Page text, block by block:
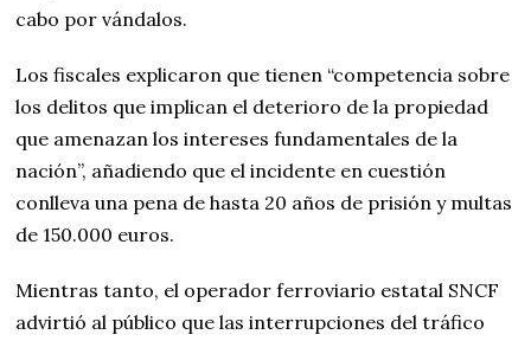
cabo por vándalos.
Los fiscales explicaron que tienen “competencia sobre
los delitos que implican el deterioro de la propiedad
que amenazan los intereses fundamentales de la
nación”, añadiendo que el incidente en cuestión
conlleva una pena de hasta 20 años de prisión y multas
de 150.000 euros.
Mientras tanto, el operador ferroviario estatal SNCF
advirtió al público que las interrupciones del tráfico